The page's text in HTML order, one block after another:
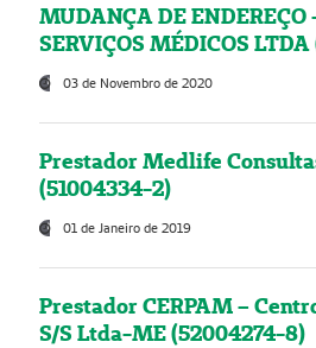
MUDANÇA DE
SERVIÇOS MÉDICOS
03 de Novembro de 2020
Prestador Medlife
(51004334-2)
01 de Janeiro de 2019
Prestador CERPAM –
S/S Ltda-ME (52004274-8)